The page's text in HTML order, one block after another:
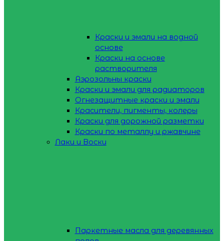
Краски и эмали на водной
основе
Краски на основе
растворителя
Аэрозольны краски
Краски и эмали для радиаторов
Огнезащитные краски и эмали
Красители, пигменты, колеры
Краски для дорожной разметки
Краски по металлу и ржавчине
Лаки и Воски
Паркетные масла для деревянных